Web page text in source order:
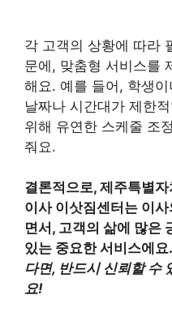
각 고객의 상황에 따라
문에, 맞춤형 서비스를
해요. 예를 들어, 학생
날짜나 시간대가 제한
위해 유연한 스케줄 조
줘요.
결론적으로, 제주특별
이사 이삿짐센터는 이
면서, 고객의 삶에 많은
있는 중요한 서비스에요.
다면, 반드시 신뢰할 수
요!